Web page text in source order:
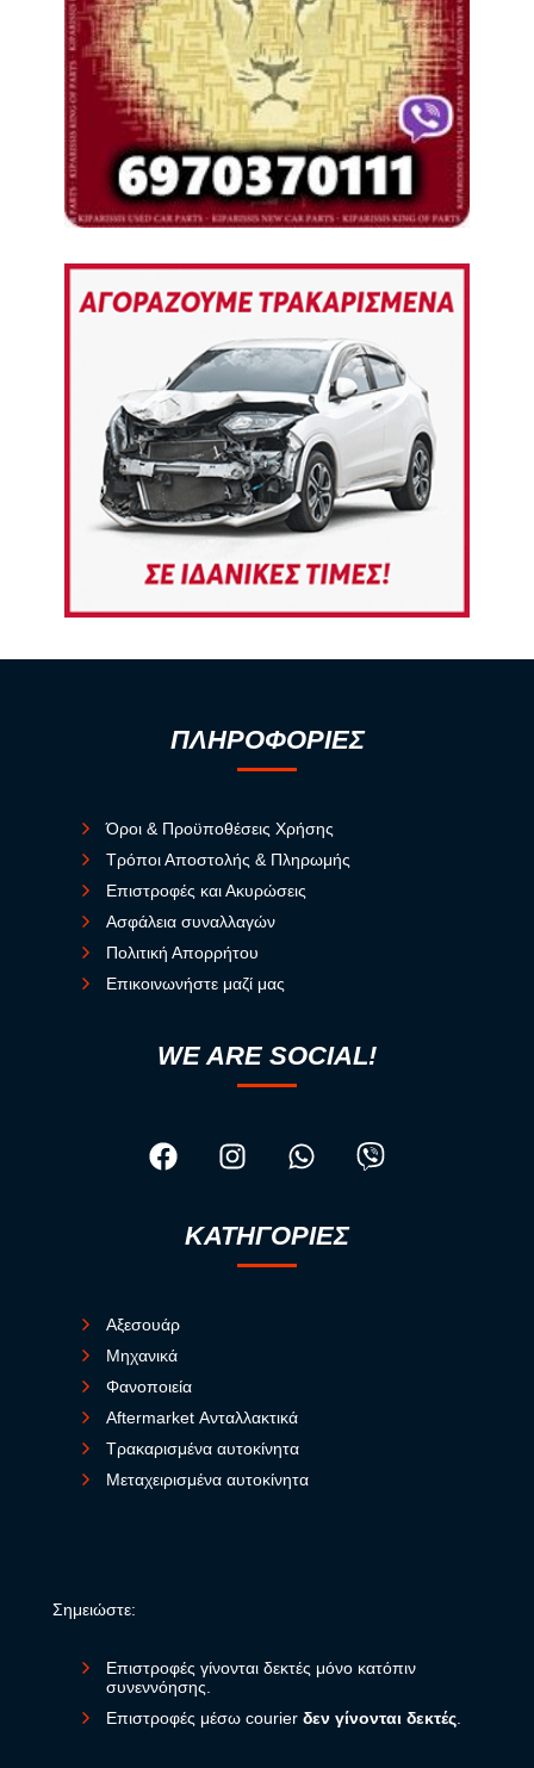
ΠΛΗΡΟΦΟΡΙΕΣ
Όροι & Προϋποθέσεις Χρήσης
Τρόποι Αποστολής & Πληρωμής
Επιστροφές και Ακυρώσεις
Ασφάλεια συναλλαγών
Πολιτική Απορρήτου
Επικοινωνήστε μαζί μας
WE ARE SOCIAL!
ΚΑΤΗΓΟΡΙΕΣ
Αξεσουάρ
Μηχανικά
Φανοποιεία
Aftermarket Ανταλλακτικά
Τρακαρισμένα αυτοκίνητα
Μεταχειρισμένα αυτοκίνητα
Σημειώστε:
Επιστροφές γίνονται δεκτές μόνο κατόπιν
συνεννόησης.
Επιστροφές μέσω courier δεν γίνονται δεκτές.